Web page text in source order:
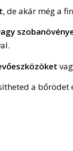
, de akár még a
a bőrödet